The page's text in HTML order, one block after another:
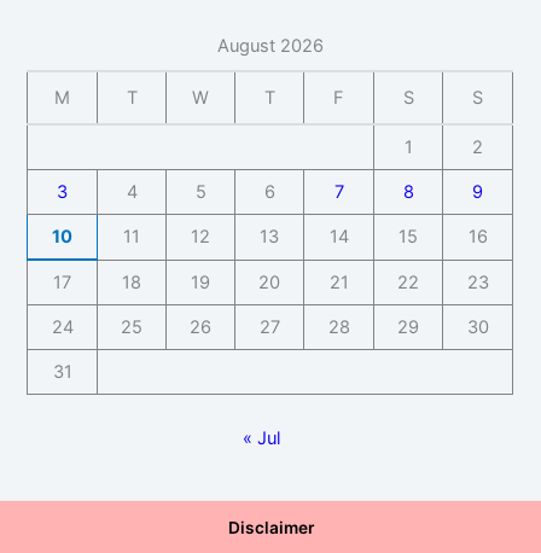
August 2026
M T W T F S S
1 2
3 4 5 6 7 8 9
10 11 12 13 14 15 16
17 18 19 20 21 22 23
24 25 26 27 28 29 30
31
« Jul
Disclaimer